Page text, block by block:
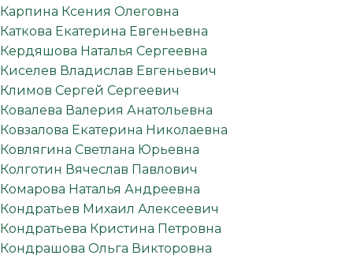
Карпина Ксения Олеговна
Каткова Екатерина Евгеньевна
Кердяшова Наталья Сергеевна
Киселев Владислав Евгеньевич
Климов Сергей Сергеевич
Ковалева Валерия Анатольевна
Ковзалова Екатерина Николаевна
Ковлягина Светлана Юрьевна
Колготин Вячеслав Павлович
Комарова Наталья Андреевна
Кондратьев Михаил Алексеевич
Кондратьева Кристина Петровна
Кондрашова Ольга Викторовна